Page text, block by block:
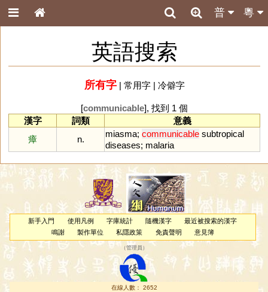
粵
普
英語搜索
所有字| 常用字| 冷僻字
[communicable], 找到 1 個
漢字
詞類
意義
瘴
n.
miasma; communicable subtropical
diseases; malaria
新手入門 使用凡例 字庫統計 隨機漢字
最近被搜索的漢字
鳴謝
製作單位 私隱政策 免責聲明 意見簿
（管理員 ）
在線人數： 2652